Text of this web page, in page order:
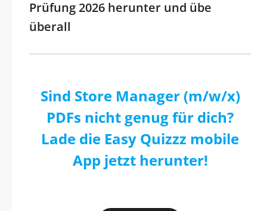
Prüfung 2026 herunter und übe
überall
Sind Store Manager (m/w/x)
PDFs nicht genug für dich?
Lade die Easy Quizzz mobile
App jetzt herunter!